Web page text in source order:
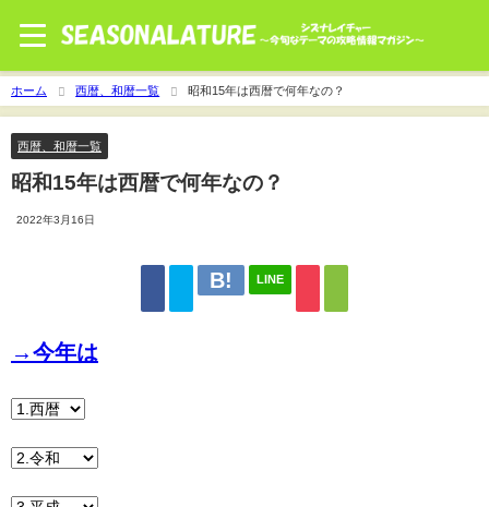
ホーム 西暦、和暦一覧 昭和15年は西暦で何年なの？
西暦、和暦一覧
昭和15年は西暦で何年なの？
2022年3月16日
LINE
→今年は